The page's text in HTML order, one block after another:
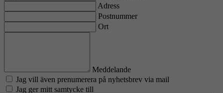
Adress
Postnummer
Ort
Meddelande
Jag vill även prenumerera på nyhetsbrev via mail
Jag ger mitt samtycke till